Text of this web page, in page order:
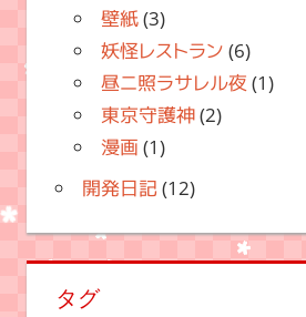
壁紙(3)
妖怪レストラン (6)
昼ニ照ラサレル夜 (1)
東京守護神(2)
漫画 (1)
開発日記(12)
タグ